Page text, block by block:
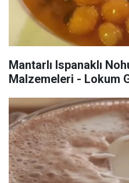
Mantarlı Ispanaklı
Malzemeleri - Lokum